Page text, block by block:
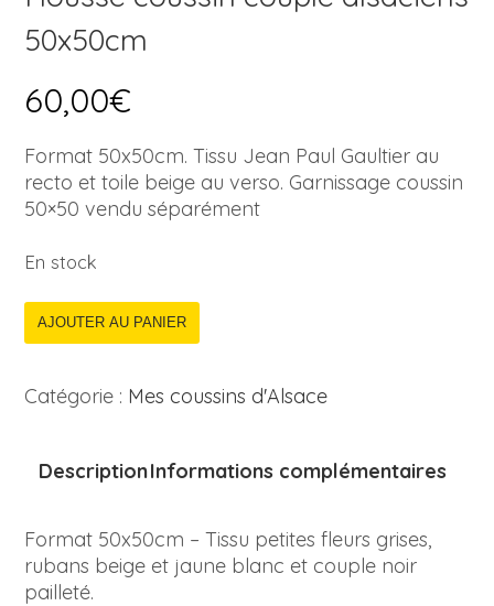
50x50cm
60,00€
Format 50x50cm. Tissu Jean Paul Gaultier au
recto et toile beige au verso. Garnissage coussin
50×50 vendu séparément
En stock
AJOUTER AU PANIER
Catégorie : Mes coussins d'Alsace
DescriptionInformations complémentaires
Format 50x50cm – Tissu petites fleurs grises,
rubans beige et jaune blanc et couple noir
pailleté.